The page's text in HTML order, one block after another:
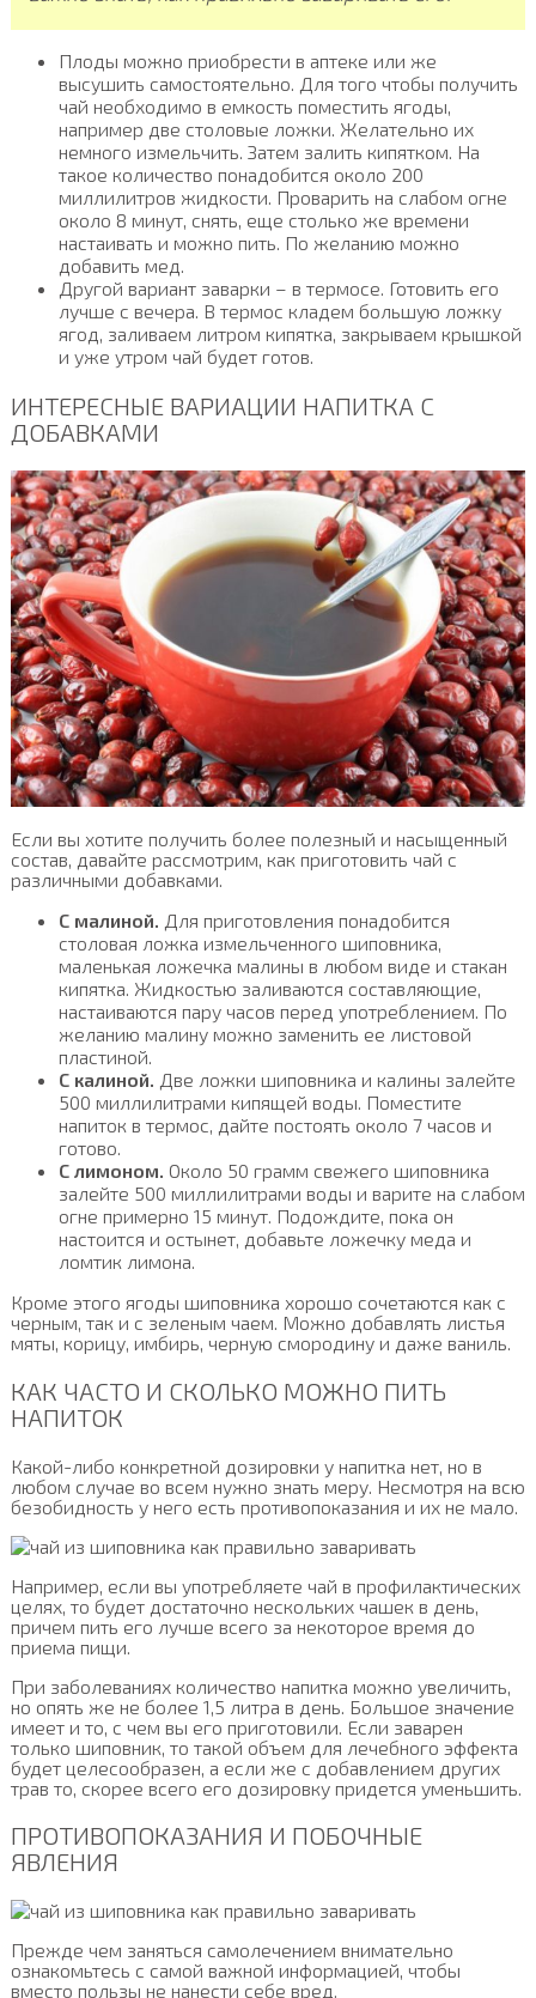
Плоды можно приобрести в аптеке или же
высушить самостоятельно. Для того чтобы получить
чай необходимо в емкость поместить ягоды,
например две столовые ложки. Желательно их
немного измельчить. Затем залить кипятком. На
такое количество понадобится около 200
миллилитров жидкости. Проварить на слабом огне
около 8 минут, снять, еще столько же времени
настаивать и можно пить. По желанию можно
добавить мед.
Другой вариант заварки – в термосе. Готовить его
лучше с вечера. В термос кладем большую ложку
ягод, заливаем литром кипятка, закрываем крышкой
и уже утром чай будет готов.
ИНТЕРЕСНЫЕ ВАРИАЦИИ НАПИТКА С
ДОБАВКАМИ
Если вы хотите получить более полезный и насыщенный
состав, давайте рассмотрим, как приготовить чай с
различными добавками.
С малиной. Для приготовления понадобится
столовая ложка измельченного шиповника,
маленькая ложечка малины в любом виде и стакан
кипятка. Жидкостью заливаются составляющие,
настаиваются пару часов перед употреблением. По
желанию малину можно заменить ее листовой
пластиной.
С калиной. Две ложки шиповника и калины залейте
500 миллилитрами кипящей воды. Поместите
напиток в термос, дайте постоять около 7 часов и
готово.
С лимоном. Около 50 грамм свежего шиповника
залейте 500 миллилитрами воды и варите на слабом
огне примерно 15 минут. Подождите, пока он
настоится и остынет, добавьте ложечку меда и
ломтик лимона.
Кроме этого ягоды шиповника хорошо сочетаются как с
черным, так и с зеленым чаем. Можно добавлять листья
мяты, корицу, имбирь, черную смородину и даже ваниль.
КАК ЧАСТО И СКОЛЬКО МОЖНО ПИТЬ
НАПИТОК
Какой-либо конкретной дозировки у напитка нет, но в
любом случае во всем нужно знать меру. Несмотря на всю
безобидность у него есть противопоказания и их не мало.
Например, если вы употребляете чай в профилактических
целях, то будет достаточно нескольких чашек в день,
причем пить его лучше всего за некоторое время до
приема пищи.
При заболеваниях количество напитка можно увеличить,
но опять же не более 1,5 литра в день. Большое значение
имеет и то, с чем вы его приготовили. Если заварен
только шиповник, то такой объем для лечебного эффекта
будет целесообразен, а если же с добавлением других
трав то, скорее всего его дозировку придется уменьшить.
ПРОТИВОПОКАЗАНИЯ И ПОБОЧНЫЕ
ЯВЛЕНИЯ
Прежде чем заняться самолечением внимательно
ознакомьтесь с самой важной информацией, чтобы
вместо пользы не нанести себе вред.